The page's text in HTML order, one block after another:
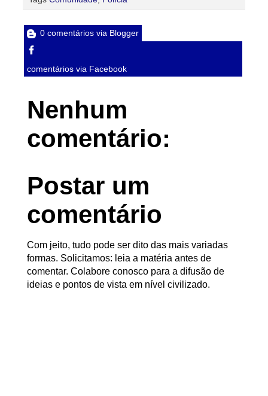
0 comentários via Blogger
comentários via Facebook
Nenhum
comentário:
Postar um
comentário
Com jeito, tudo pode ser dito das mais variadas
formas. Solicitamos: leia a matéria antes de
comentar. Colabore conosco para a difusão de
ideias e pontos de vista em nível civilizado.